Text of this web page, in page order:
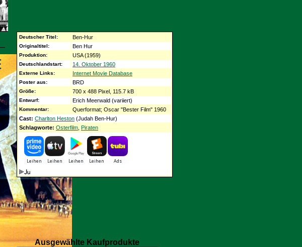
Deutscher Titel: Ben-Hur
Originaltitel: Ben Hur
Produktion: USA (1959)
Deutschlandstart: 14. Oktober 1960
Externe Links: Internet Movie Database
Poster aus: BRD
Größe: 700 x 488 Pixel, 115.7 kB
Entwurf: Erich Meerwald (variiert)
Kommentar:
Querformat; Oscar "Bester Film" 1960
Cast: Charlton Heston (Judah Ben-Hur)
Schlagworte: Osterfilm Piraten
Ausgewählte Kaufprodukte